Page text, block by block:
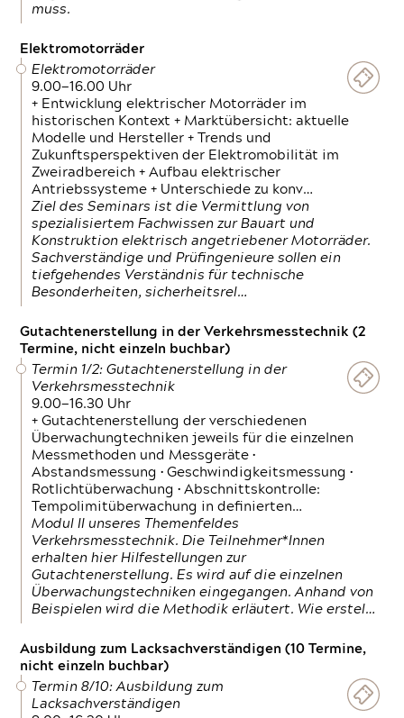
muss.
Elektromotorräder
Elektromotorräder
9.00—16.00 Uhr
+ Entwicklung elektrischer Motorräder im
historischen Kontext + Marktübersicht: aktuelle
Modelle und Hersteller + Trends und
Zukunftsperspektiven der Elektromobilität im
Zweiradbereich + Aufbau elektrischer
Antriebssysteme + Unterschiede zu konv…
Ziel des Seminars ist die Vermittlung von
spezialisiertem Fachwissen zur Bauart und
Konstruktion elektrisch angetriebener Motorräder.
Sachverständige und Prüfingenieure sollen ein
tiefgehendes Verständnis für technische
Besonderheiten, sicherheitsrel…
Gutachtenerstellung in der Verkehrsmesstechnik (2
Termine, nicht einzeln buchbar)
Termin 1/2: Gutachtenerstellung in der
Verkehrsmesstechnik
9.00—16.30 Uhr
+ Gutachtenerstellung der verschiedenen
Überwachungtechniken jeweils für die einzelnen
Messmethoden und Messgeräte •
Abstandsmessung • Geschwindigkeitsmessung •
Rotlichtüberwachung • Abschnittskontrolle:
Tempolimitüberwachung in definierten…
Modul II unseres Themenfeldes
Verkehrsmesstechnik. Die Teilnehmer*Innen
erhalten hier Hilfestellungen zur
Gutachtenerstellung. Es wird auf die einzelnen
Überwachungstechniken eingegangen. Anhand von
Beispielen wird die Methodik erläutert. Wie erstel…
Ausbildung zum Lacksachverständigen (10 Termine,
nicht einzeln buchbar)
Termin 8/10: Ausbildung zum
Lacksachverständigen